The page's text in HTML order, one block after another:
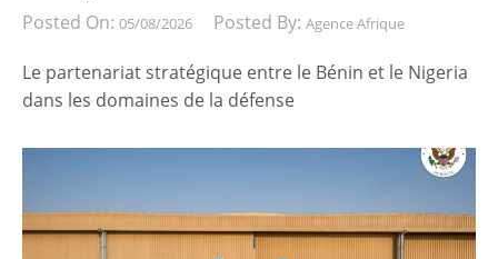
Posted On: 05/08/2026 Posted By: Agence Afrique
Le partenariat stratégique entre le Bénin et le Nigeria
dans les domaines de la défense